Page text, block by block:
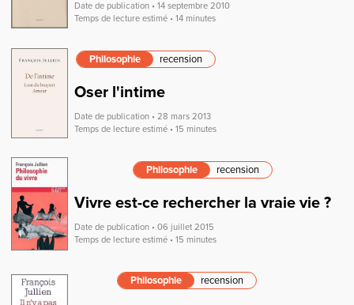
Date de publication • 14 septembre 2010
Temps de lecture estimé • 14 minutes
Philosophie recension
Oser l'intime
Date de publication • 28 mars 2013
Temps de lecture estimé • 15 minutes
Philosophie recension
Vivre est-ce rechercher la vraie vie ?
Date de publication • 06 juillet 2015
Temps de lecture estimé • 15 minutes
Philosophie recension